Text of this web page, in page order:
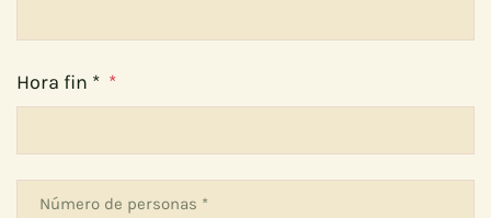
Hora fin * *